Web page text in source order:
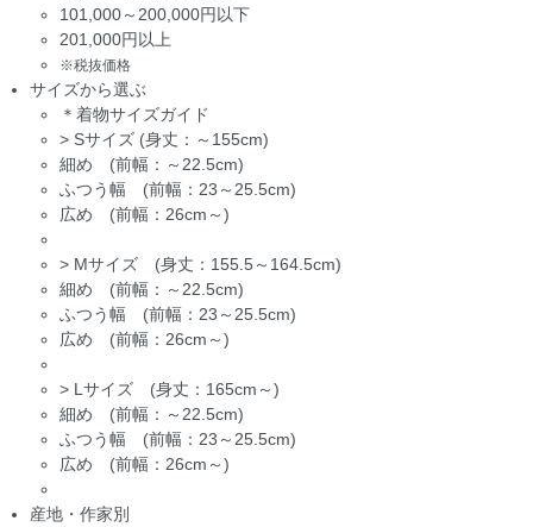
101,000～200,000円以下
201,000円以上
※税抜価格
サイズから選ぶ
＊着物サイズガイド
> Sサイズ (身丈：～155cm)
細め (前幅：～22.5cm)
ふつう幅 (前幅：23～25.5cm)
広め (前幅：26cm～)
> Mサイズ (身丈：155.5～164.5cm)
細め (前幅：～22.5cm)
ふつう幅 (前幅：23～25.5cm)
広め (前幅：26cm～)
> Lサイズ (身丈：165cm～)
細め (前幅：～22.5cm)
ふつう幅 (前幅：23～25.5cm)
広め (前幅：26cm～)
産地・作家別